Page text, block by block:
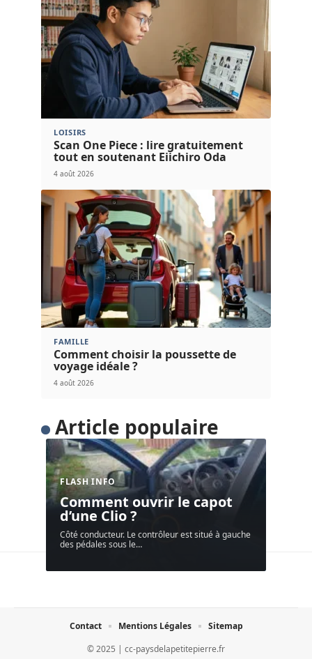
LOISIRS
Scan One Piece : lire gratuitement
tout en soutenant Eiichiro Oda
4 août 2026
FAMILLE
Comment choisir la poussette de
voyage idéale ?
4 août 2026
Article populaire
FLASH INFO
Comment ouvrir le capot
d’une Clio ?
Côté conducteur. Le contrôleur est situé à gauche
des pédales sous le…
© 2025 | cc-paysdelapetitepierre.fr
Contact Mentions Légales Sitemap